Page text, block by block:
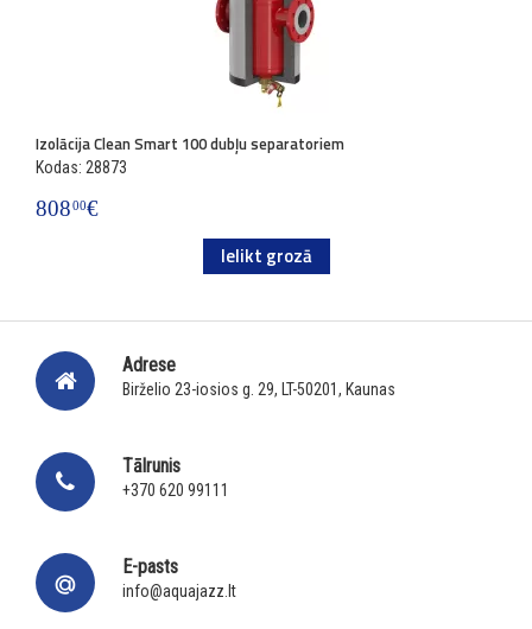
Izolācija Clean Smart 100 dubļu separatoriem
Kodas: 28873
80800€
Ielikt grozā
Adrese
Birželio 23-iosios g. 29, LT-50201, Kaunas
Tālrunis
+370 620 99111
E-pasts
info@aquajazz.lt